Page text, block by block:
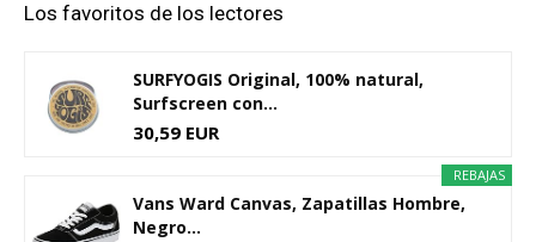
Los favoritos de los lectores
SURFYOGIS Original, 100% natural,
Surfscreen con...
30,59 EUR
REBAJAS
Vans Ward Canvas, Zapatillas Hombre,
Negro...